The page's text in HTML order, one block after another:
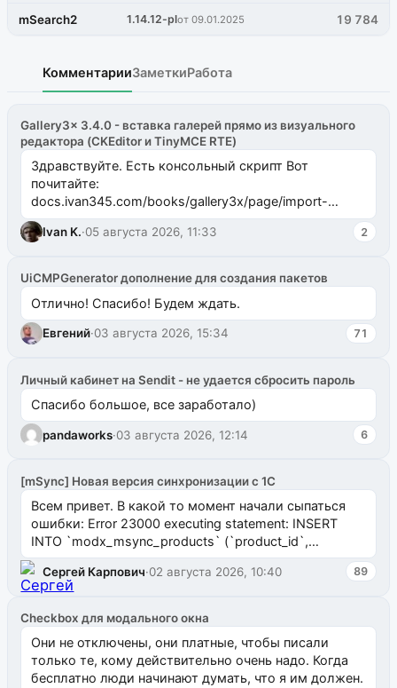
mSearch2 1.14.12-plот 09.01.2025 19 784
КомментарииЗаметкиРабота
Gallery3x 3.4.0 - вставка галерей прямо из визуального
редактора (CKEditor и TinyMCE RTE)
Здравствуйте. Есть консольный скрипт Вот
почитайте:
docs.ivan345.com/books/gallery3x/page/import-
ms2galleryphp
Ivan K.·05 августа 2026, 11:33 2
UiCMPGenerator дополнение для создания пакетов
Отлично! Спасибо! Будем ждать.
Евгений·03 августа 2026, 15:34 71
Личный кабинет на Sendit - не удается сбросить пароль
Спасибо большое, все заработало)
pandaworks·03 августа 2026, 12:14 6
[mSync] Новая версия синхронизации с 1С
Всем привет. В какой то момент начали сыпаться
ошибки: Error 23000 executing statement: INSERT
INTO `modx_msync_products` (`product_id`,
`uuid_1c`) VALUES ...
Сергей Карпович·02 августа 2026, 10:40 89
Checkbox для модального окна
Они не отключены, они платные, чтобы писали
только те, кому действительно очень надо. Когда
бесплатно люди начинают думать, что я им должен.